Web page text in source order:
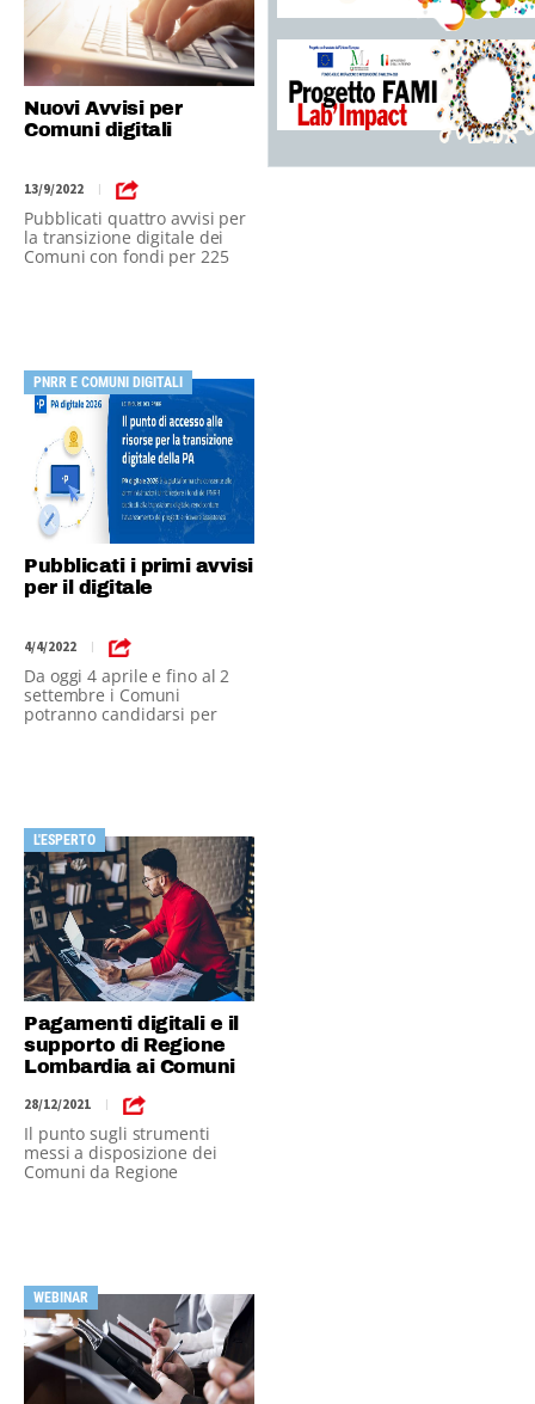
Nuovi Avvisi per
Comuni digitali
13/9/2022 |
Pubblicati quattro avvisi per
la transizione digitale dei
Comuni con fondi per 225
PNRR E COMUNI DIGITALI
Pubblicati i primi avvisi
per il digitale
4/4/2022 |
Da oggi 4 aprile e fino al 2
settembre i Comuni
potranno candidarsi per
L'ESPERTO
Pagamenti digitali e il
supporto di Regione
Lombardia ai Comuni
28/12/2021 |
Il punto sugli strumenti
messi a disposizione dei
Comuni da Regione
WEBINAR